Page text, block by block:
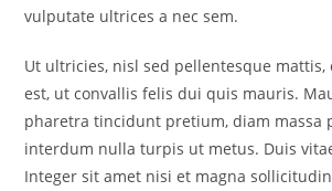
vulputate ultrices a nec sem.
Ut ultricies, nisl sed pellentesque mattis,
est, ut convallis felis dui quis mauris.
pharetra tincidunt pretium, diam massa
interdum nulla turpis ut metus. Duis
Integer sit amet nisi et magna